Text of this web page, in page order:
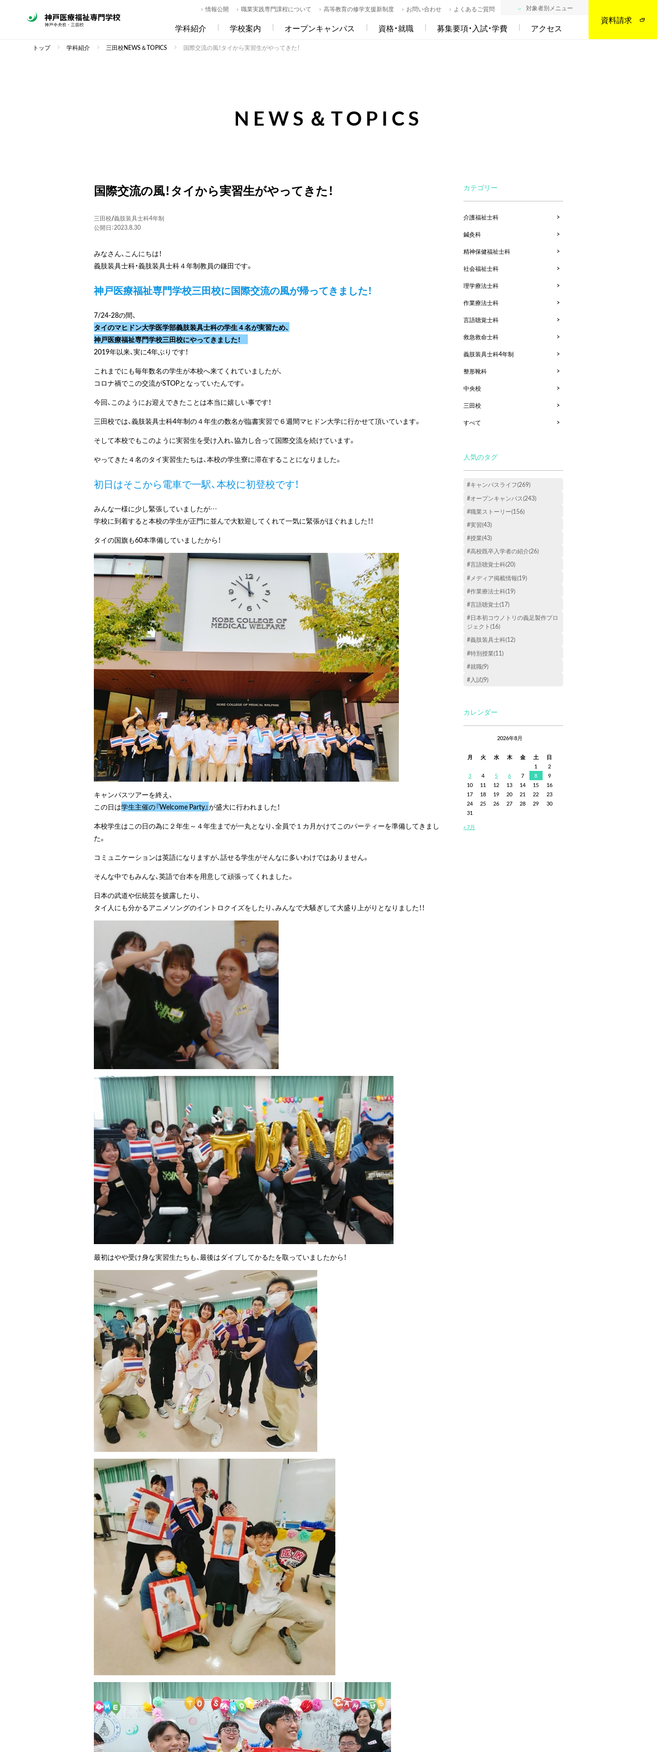
資料請求
学科紹介 学校案内 オープンキャンパス 資格・就職 募集要項・入試・学費 アクセス
情報公開 職業実践専門課程について 高等教育の修学支援新制度 お問い合わせ よくあるご質問 対象者別メニュー
トップ 学科紹介 三田校NEWS＆TOPICS 国際交流の風！タイから実習生がやってきた！
NEWS＆TOPICS
国際交流の風！タイから実習生がやってきた！
三田校/義肢装具士科4年制
公開日：2023.8.30
みなさん、こんにちは！
義肢装具士科・義肢装具士科４年制教員の鎌田です。
神戸医療福祉専門学校三田校に国際交流の風が帰ってきました！
7/24-28の間、
タイのマヒドン大学医学部義肢装具士科の学生４名が実習ため、
神戸医療福祉専門学校三田校にやってきました！
2019年以来、実に4年ぶりです！
これまでにも毎年数名の学生が本校へ来てくれていましたが、
コロナ禍でこの交流がSTOPとなっていたんです。
今回、このようにお迎えできたことは本当に嬉しい事です！
三田校では、義肢装具士科4年制の４年生の数名が臨書実習で６週間マヒドン大学に行かせて頂いています。
そして本校でもこのように実習生を受け入れ、協力し合って国際交流を続けています。
やってきた４名のタイ実習生たちは、本校の学生寮に滞在することになりました。
初日はそこから電車で一駅、本校に初登校です！
みんな一様に少し緊張していましたが…
学校に到着すると本校の学生が正門に並んで大歓迎してくれて一気に緊張がほぐれました！！
タイの国旗も60本準備していましたから！
キャンパスツアーを終え、
この日は学生主催の『Welcome Party』が盛大に行われました！
本校学生はこの日の為に２年生～４年生までが一丸となり、全員で１カ月かけてこのパーティーを準備してきまし
た。
コミュニケーションは英語になりますが、話せる学生がそんなに多いわけではありません。
そんな中でもみんな、英語で台本を用意して頑張ってくれました。
日本の武道や伝統芸を披露したり、
タイ人にも分かるアニメソングのイントロクイズをしたり、みんなで大騒ぎして大盛り上がりとなりました！！
最初はやや受け身な実習生たちも、最後はダイブしてかるたを取っていましたから！
カテゴリー
介護福祉士科
鍼灸科
精神保健福祉士科
社会福祉士科
理学療法士科
作業療法士科
言語聴覚士科
救急救命士科
義肢装具士科4年制
整形靴科
中央校
三田校
すべて
人気のタグ
#キャンパスライフ(269)
#オープンキャンパス(243)
#職業ストーリー(156)
#実習(43)
#授業(43)
#高校既卒入学者の紹介(26)
#言語聴覚士科(20)
#メディア掲載情報(19)
#作業療法士科(19)
#言語聴覚士(17)
#日本初コウノトリの義足製作プロ
ジェクト(16)
#義肢装具士科(12)
#特別授業(11)
#就職(9)
#入試(9)
カレンダー
2026年8月
月 火 水 木 金 土
日
1
2
3
4 5 6 7 8
9
10
11 12 13 14 15
16
17
18 19 20 21 22
23
24
25 26 27 28 29
30
31
« 7月